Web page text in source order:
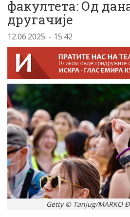
факултета: Од
другачије
12.06.2025. - 15:42
Getty © Tanjug/MARKO